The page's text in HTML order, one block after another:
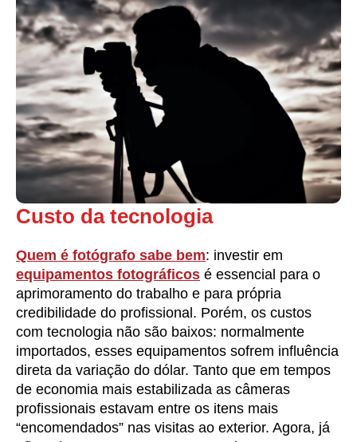
Custo da tecnologia
Quem é fotógrafo sabe bem: investir em
equipamentos fotográficos é essencial para o
aprimoramento do trabalho e para própria
credibilidade do profissional. Porém, os custos
com tecnologia não são baixos: normalmente
importados, esses equipamentos sofrem influência
direta da variação do dólar. Tanto que em tempos
de economia mais estabilizada as câmeras
profissionais estavam entre os itens mais
“encomendados” nas visitas ao exterior. Agora, já